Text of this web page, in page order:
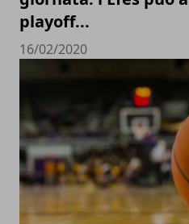
playoff...
16/02/2020